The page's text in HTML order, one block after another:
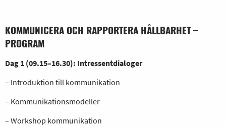
KOMMUNICERA OCH RAPPORTERA HÅLLBARHET –
PROGRAM
Dag 1 (09.15–16.30): Intressentdialoger
– Introduktion till kommunikation
– Kommunikationsmodeller
– Workshop kommunikation